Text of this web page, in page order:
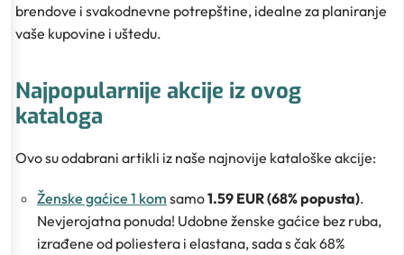
brendove i svakodnevne potrepštine, idealne za planiranje
vaše kupovine i uštedu.
Najpopularnije akcije iz ovog
kataloga
Ovo su odabrani artikli iz naše najnovije kataloške akcije:
Ženske gaćice 1 kom samo1.59 EUR (68% popusta).
Nevjerojatna ponuda! Udobne ženske gaćice bez ruba,
izrađene od poliestera i elastana, sada s čak 68%